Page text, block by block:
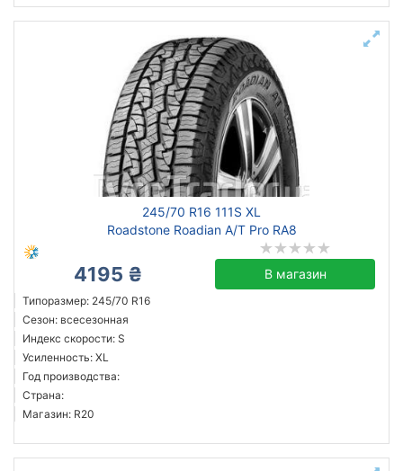
245/70 R16 111S XL
Roadstone Roadian A/T Pro RA8
4195 ₴ В магазин
Типоразмер: 245/70 R16
Сезон: всесезонная
Индекс скорости: S
Усиленность: XL
Год производства:
Страна:
Магазин: R20